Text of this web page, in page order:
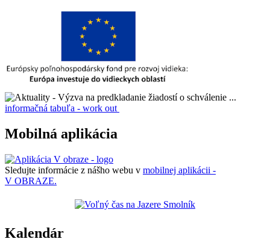
informačná tabuľa - work out
Mobilná aplikácia
Sledujte informácie z nášho webu v mobilnej aplikácii -
V OBRAZE.
Kalendár